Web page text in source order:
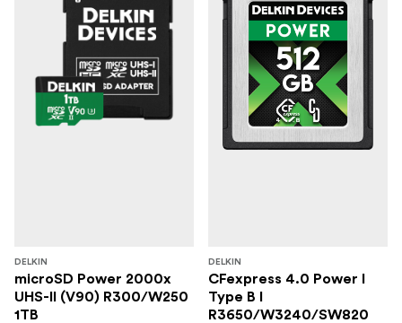
DELKIN
microSD Power 2000x
UHS-II (V90) R300/W250
1TB
DELKIN
CFexpress 4.0 Power I
Type B I
R3650/W3240/SW820